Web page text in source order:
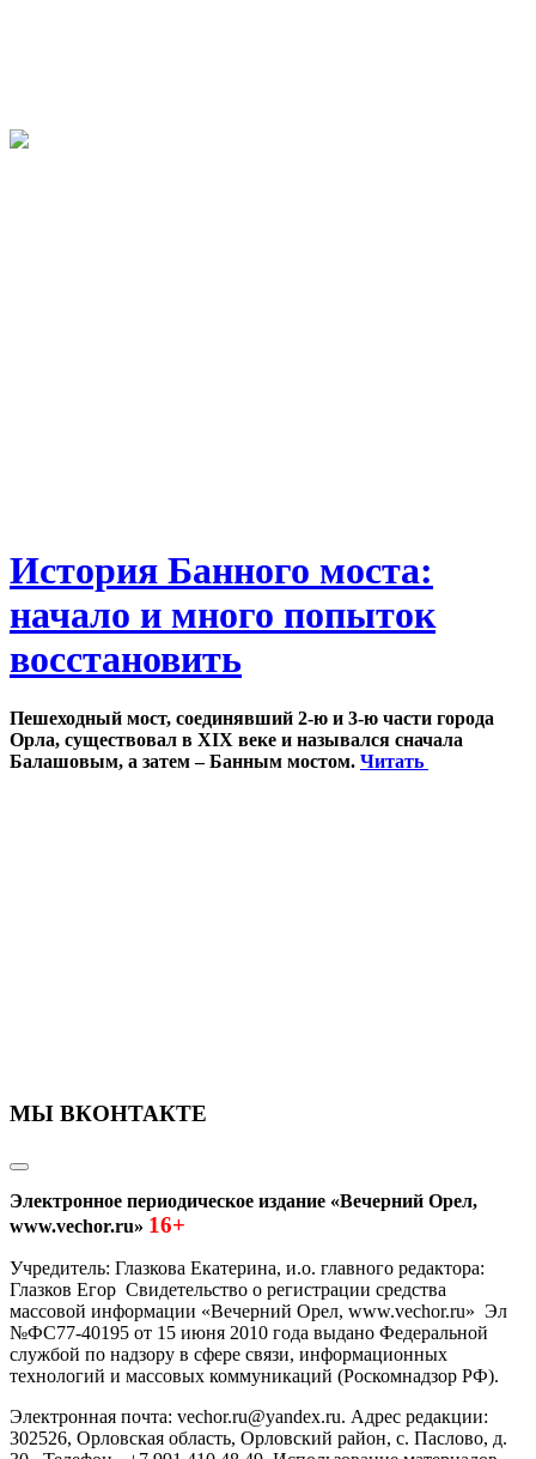
История Банного моста:
начало и много попыток
восстановить
Пешеходный мост, соединявший 2-ю и 3-ю части города
Орла, существовал в XIX веке и назывался сначала
Балашовым, а затем – Банным мостом. Читать
МЫ ВКОНТАКТЕ
Электронное периодическое издание «Вечерний Орел,
www.vechor.ru» 16+
Учредитель: Глазкова Екатерина, и.о. главного редактора:
Глазков Егор Свидетельство о регистрации средства
массовой информации «Вечерний Орел, www.vechor.ru» Эл
№ФС77-40195 от 15 июня 2010 года выдано Федеральной
службой по надзору в сфере связи, информационных
технологий и массовых коммуникаций (Роскомнадзор РФ).
Электронная почта: vechor.ru@yandex.ru. Адрес редакции:
302526, Орловская область, Орловский район, с. Паслово, д.